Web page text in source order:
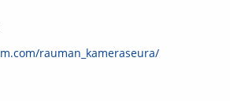
rauman_kameraseura/